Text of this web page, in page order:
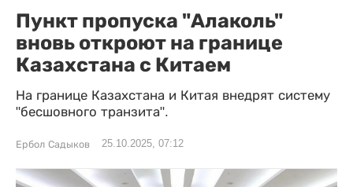
Пункт пропуска "Алаколь"
вновь откроют на границе
Казахстана с Китаем
На границе Казахстана и Китая внедрят систему
"бесшовного транзита".
Ербол Садыков 25.10.2025, 07:12